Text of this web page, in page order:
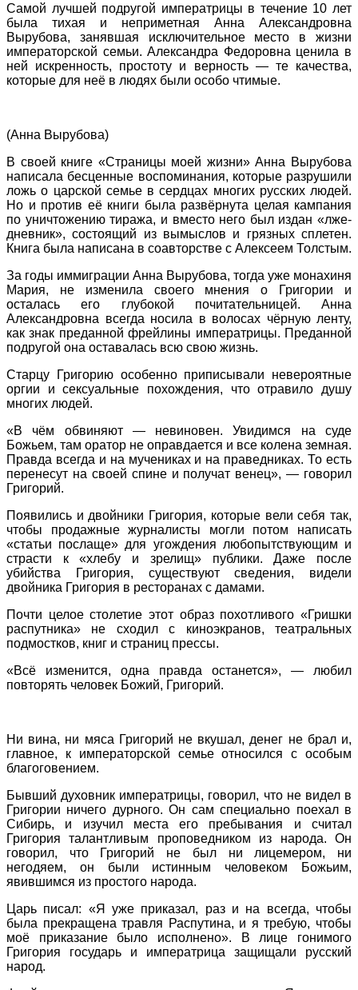
Самой лучшей подругой императрицы в течение 10 лет
была тихая и неприметная Анна Александровна
Вырубова, занявшая исключительное место в жизни
императорской семьи. Александра Федоровна ценила в
ней искренность, простоту и верность — те качества,
которые для неё в людях были особо чтимые.
(Анна Вырубова)
В своей книге «Страницы моей жизни» Анна Вырубова
написала бесценные воспоминания, которые разрушили
ложь о царской семье в сердцах многих русских людей.
Но и против её книги была развёрнута целая кампания
по уничтожению тиража, и вместо него был издан «лже-
дневник», состоящий из вымыслов и грязных сплетен.
Книга была написана в соавторстве с Алексеем Толстым.
За годы иммиграции Анна Вырубова, тогда уже монахиня
Мария, не изменила своего мнения о Григории и
осталась его глубокой почитательницей. Анна
Александровна всегда носила в волосах чёрную ленту,
как знак преданной фрейлины императрицы. Преданной
подругой она оставалась всю свою жизнь.
Старцу Григорию особенно приписывали невероятные
оргии и сексуальные похождения, что отравило душу
многих людей.
«В чём обвиняют — невиновен. Увидимся на суде
Божьем, там оратор не оправдается и все колена земная.
Правда всегда и на мучениках и на праведниках. То есть
перенесут на своей спине и получат венец», — говорил
Григорий.
Появились и двойники Григория, которые вели себя так,
чтобы продажные журналисты могли потом написать
«статьи послаще» для угождения любопытствующим и
страсти к «хлебу и зрелищ» публики. Даже после
убийства Григория, существуют сведения, видели
двойника Григория в ресторанах с дамами.
Почти целое столетие этот образ похотливого «Гришки
распутника» не сходил с киноэкранов, театральных
подмостков, книг и страниц прессы.
«Всё изменится, одна правда останется», — любил
повторять человек Божий, Григорий.
Ни вина, ни мяса Григорий не вкушал, денег не брал и,
главное, к императорской семье относился с особым
благоговением.
Бывший духовник императрицы, говорил, что не видел в
Григории ничего дурного. Он сам специально поехал в
Сибирь, и изучил места его пребывания и считал
Григория талантливым проповедником из народа. Он
говорил, что Григорий не был ни лицемером, ни
негодяем, он были истинным человеком Божьим,
явившимся из простого народа.
Царь писал: «Я уже приказал, раз и на всегда, чтобы
была прекращена травля Распутина, и я требую, чтобы
моё приказание было исполнено». В лице гонимого
Григория государь и императрица защищали русский
народ.